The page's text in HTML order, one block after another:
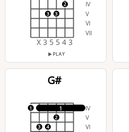
IV
V
VI
VII
3 3
2
X 3 5 5 4 3
PLAY
G#
IV
V
VI
1
1
3 4
2